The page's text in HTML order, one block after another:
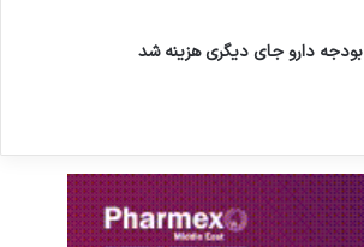
بودجه دارو جای دیگری هزینه شد